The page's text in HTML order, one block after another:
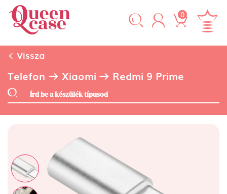
0
Vissza
Telefon Xiaomi Redmi 9 Prime